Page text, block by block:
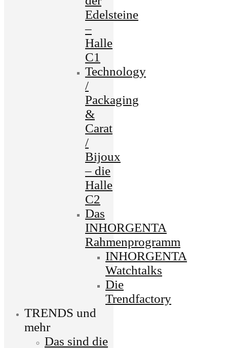
Edelsteine
–
Halle
C1
Technology
/
Packaging
&
Carat
/
Bijoux
– die
Halle
C2
Das
INHORGENTA
Rahmenprogramm
INHORGENTA
Watchtalks
Die
Trendfactory
TRENDS und
mehr
Das sind die